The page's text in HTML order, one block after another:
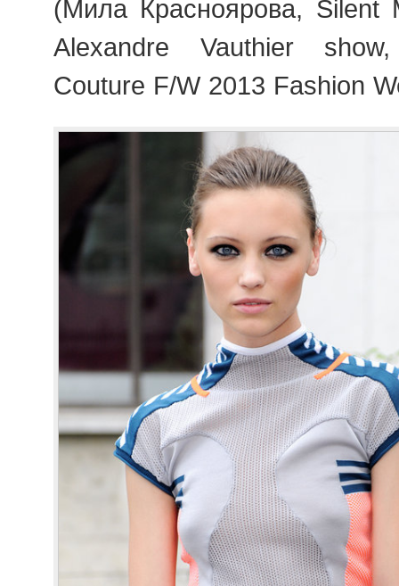
(Мила Красноярова, Silent
Alexandre Vauthier
Couture F/W 2013 Fashion